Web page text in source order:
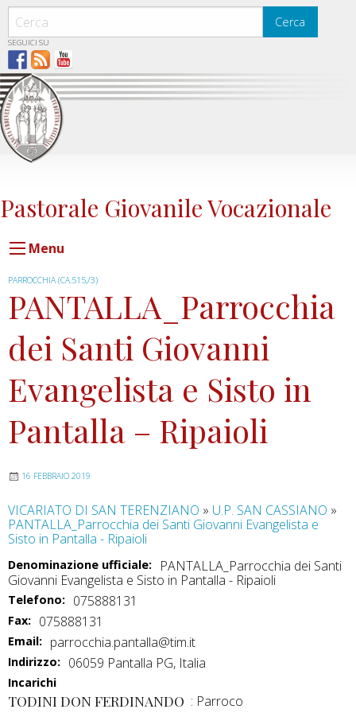
Skip
content
Cerca
SEGUICI SU
Pastorale Giovanile Vocazionale
Menu
PARROCCHIA (CA.515,/3)
PANTALLA_Parrocchia
dei Santi Giovanni
Evangelista e Sisto in
Pantalla – Ripaioli
16 FEBBRAIO 2019
VICARIATO DI SAN TERENZIANO » U.P. SAN CASSIANO »
PANTALLA_Parrocchia dei Santi Giovanni Evangelista e
Sisto in Pantalla - Ripaioli
Denominazione ufficiale:
PANTALLA_Parrocchia dei Santi
Giovanni Evangelista e Sisto in Pantalla - Ripaioli
Telefono: 075888131
Fax: 075888131
Email: parrocchia.pantalla@tim.it
Indirizzo: 06059 Pantalla PG, Italia
Incarichi
TODINI DON FERDINANDO : Parroco